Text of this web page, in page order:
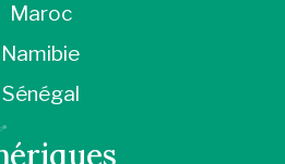
Maroc
Namibie
Sénégal